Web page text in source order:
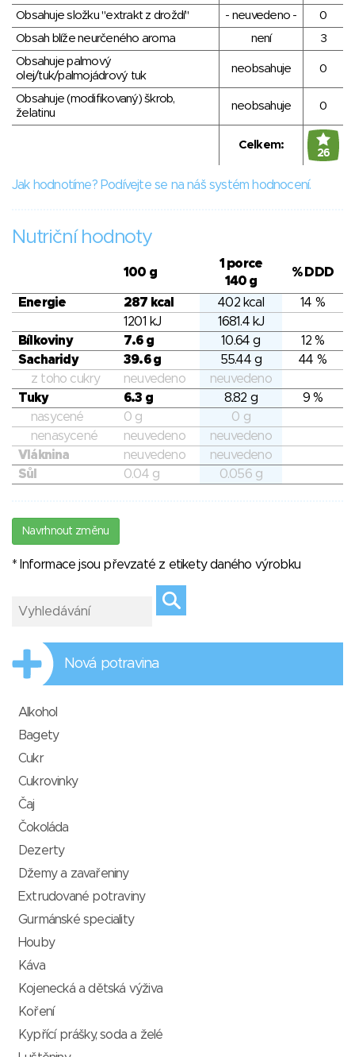
Obsahuje složku "extrakt z droždí"
- neuvedeno -
0
Obsah blíže neurčeného aroma
není
3
Obsahuje palmový
olej/tuk/palmojádrový tuk
neobsahuje 0
Obsahuje (modifikovaný) škrob,
želatinu
neobsahuje 0
Celkem:
26
Jak hodnotíme? Podívejte se na náš systém hodnocení.
Nutriční hodnoty
100 g
1 porce
140 g
% DDD
Energie 287 kcal 402 kcal
14 %
1201 kJ
1681.4 kJ
Bílkoviny
7.6 g 10.64 g
12 %
Sacharidy
39.6 g 55.44 g
44 %
z toho cukry
neuvedeno
neuvedeno
Tuky
6.3 g 8.82 g
9 %
nasycené
0 g
0 g
nenasycené
neuvedeno
neuvedeno
Vláknina
neuvedeno
neuvedeno
Sůl
0.04 g 0.056 g
Navrhnout změnu
* Informace jsou převzaté z etikety daného výrobku
Nová potravina
Alkohol
Bagety
Cukr
Cukrovinky
Čaj
Čokoláda
Dezerty
Džemy a zavařeniny
Extrudované potraviny
Gurmánské speciality
Houby
Káva
Kojenecká a dětská výživa
Koření
Kypřící prášky, soda a želé